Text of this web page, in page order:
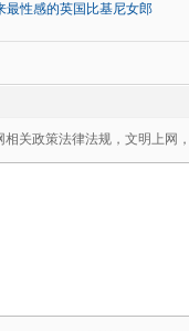
最性感的英国比基尼女郎
相关政策法律法规，文明上网